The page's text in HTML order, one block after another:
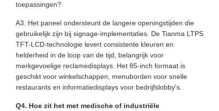
toepassingen?
A3. Het paneel ondersteunt de langere openingstijden die
gebruikelijk zijn bij signage-implementaties. De Tianma LTPS
TFT-LCD-technologie levert consistente kleuren en
helderheid in de loop van de tijd, belangrijk voor
merkgevoelige reclamedisplays. Het 85-inch formaat is
geschikt voor winkelschappen, menuborden voor snelle
restaurants en informatiedisplays voor bedrijfslobby's.
Q4. Hoe zit het met medische of industriële